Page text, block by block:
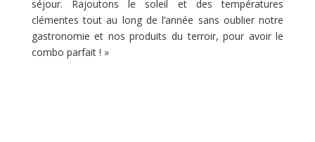
séjour. Rajoutons le soleil et des températures
clémentes tout au long de l’année sans oublier notre
gastronomie et nos produits du terroir, pour avoir le
combo parfait ! »